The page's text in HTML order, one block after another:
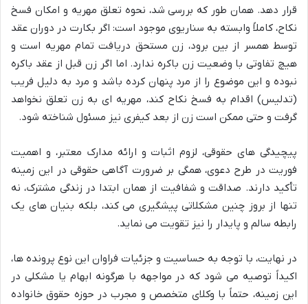
قرار دهد. همان طور که بررسی شد، نحوه تعلق مهریه و امکان فسخ
نکاح، کاملاً وابسته به سناریوی موجود است: اگر بکارت در دوران عقد
توسط همسر از بین برود، زن مستحق دریافت تمام مهریه است و
هیچ تفاوتی با وضعیت زن باکره ندارد. اما اگر زن قبل از عقد باکره
نبوده و این موضوع را از مرد پنهان کرده باشد و مرد به دلیل فریب
(تدلیس) اقدام به فسخ نکاح کند، مهریه ای به زن تعلق نخواهد
گرفت و حتی ممکن است زن از بعد کیفری نیز مسئول شناخته شود.
پیچیدگی های حقوقی، لزوم اثبات و ارائه مدارک معتبر، و اهمیت
فوریت در طرح دعوی، همگی بر ضرورت آگاهی حقوقی در این زمینه
تأکید دارند. صداقت و شفافیت از همان ابتدا در زندگی مشترک، نه
تنها از بروز چنین مشکلاتی پیشگیری می کند، بلکه بنیان های یک
رابطه سالم و پایدار را نیز تقویت می نماید.
در نهایت، با توجه به حساسیت و جزئیات فراوان این نوع پرونده ها،
اکیداً توصیه می شود که در مواجهه با هرگونه ابهام یا مشکلی در
این زمینه، حتماً با وکلای متخصص و مجرب در حوزه حقوق خانواده